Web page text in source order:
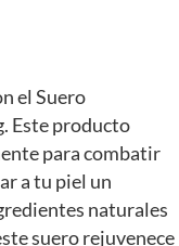
el Suero
Este producto
para combatir
a tu piel un
naturales
suero rejuvenece